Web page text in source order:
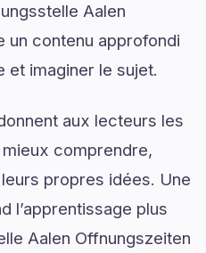
Aalen
un contenu approfondi
et imaginer le sujet.
aux lecteurs les
comprendre,
propres idées. Une
l’apprentissage plus
Aalen Offnungszeiten